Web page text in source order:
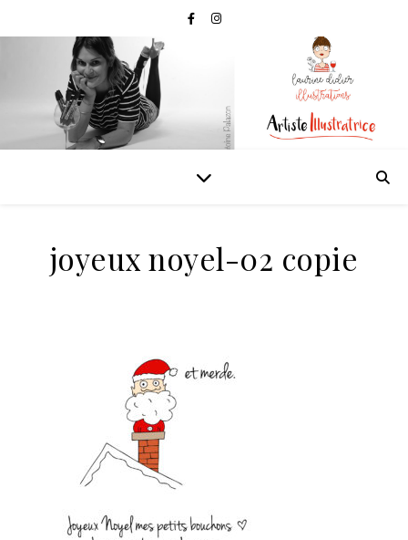
joyeux noyel-02 copie